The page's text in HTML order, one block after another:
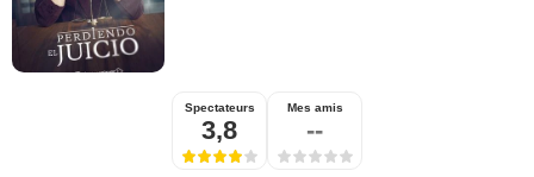
Spectateurs
3,8
Mes amis
--